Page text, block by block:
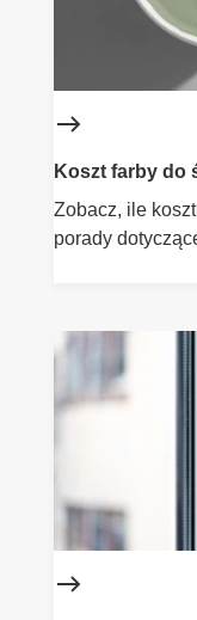
Koszt farby do
Flügger
Zobacz, ile
porady